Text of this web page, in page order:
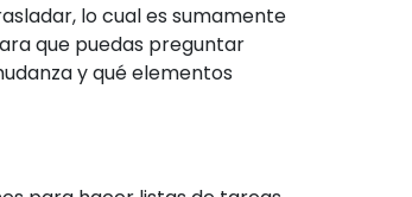
lo cual es sumamente
que puedas preguntar
y qué elementos